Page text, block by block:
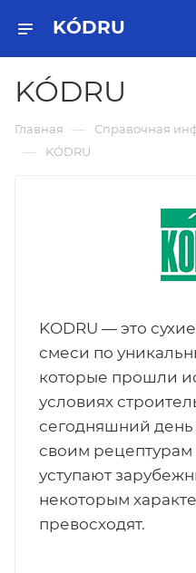
KÓDRU
KÓDRU
Главная — Справочная
— KÓDRU
KODRU — это
смеси по
которые прошли
условиях
сегодняшний
своим рецептурам
уступают
некоторым
превосходят.